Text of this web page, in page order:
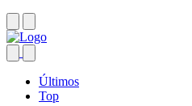
Últimos
Top